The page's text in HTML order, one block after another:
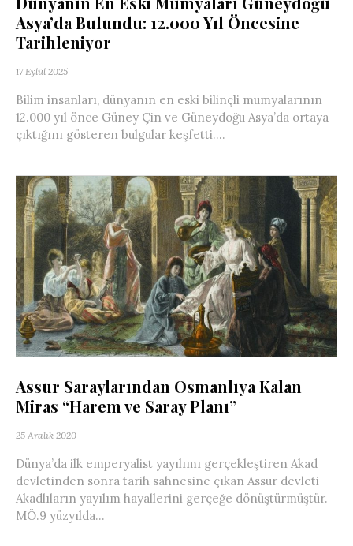
Asya’da Bulundu: 12.000 Yıl Öncesine
Tarihleniyor
17 Eylül 2025
Bilim insanları, dünyanın en eski bilinçli mumyalarının
12.000 yıl önce Güney Çin ve Güneydoğu Asya’da ortaya
çıktığını gösteren bulgular keşfetti....
Assur Saraylarından Osmanlıya Kalan
Miras “Harem ve Saray Planı”
25 Aralık 2020
Dünya’da ilk emperyalist yayılımı gerçekleştiren Akad
devletinden sonra tarih sahnesine çıkan Assur devleti
Akadlıların yayılım hayallerini gerçeğe dönüştürmüştür.
MÖ.9 yüzyılda...